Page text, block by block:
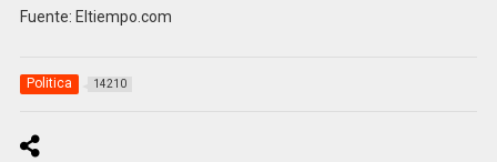
Fuente: Eltiempo.com
Politica 14210